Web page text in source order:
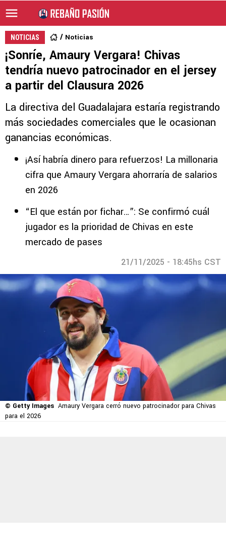
NOTICIAS Noticias
¡Sonríe, Amaury Vergara! Chivas
tendría nuevo patrocinador en el jersey
a partir del Clausura 2026
La directiva del Guadalajara estaría registrando
más sociedades comerciales que le ocasionan
ganancias económicas.
¡Así habría dinero para refuerzos! La millonaria
cifra que Amaury Vergara ahorraría de salarios
en 2026
“El que están por fichar…”: Se confirmó cuál
jugador es la prioridad de Chivas en este
mercado de pases
21/11/2025 - 18:45hs CST
© Getty Images Amaury Vergara cerró nuevo patrocinador para Chivas
para el 2026